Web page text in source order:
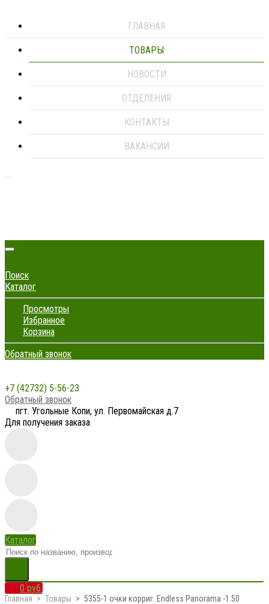
ГЛАВНАЯ
ТОВАРЫ
НОВОСТИ
ОТДЕЛЕНИЯ
КОНТАКТЫ
ВАКАНСИИ
Поиск
Каталог
Просмотры
Избранное
Корзина
Обратный звонок
+7 (42732) 5-56-23
Обратный звонок
пгт. Угольные Копи, ул. Первомайская д.7
Для получения заказа
Каталог
0 руб.
Главная Товары 5355-1 очки корриг. Endless Panorama -1.50